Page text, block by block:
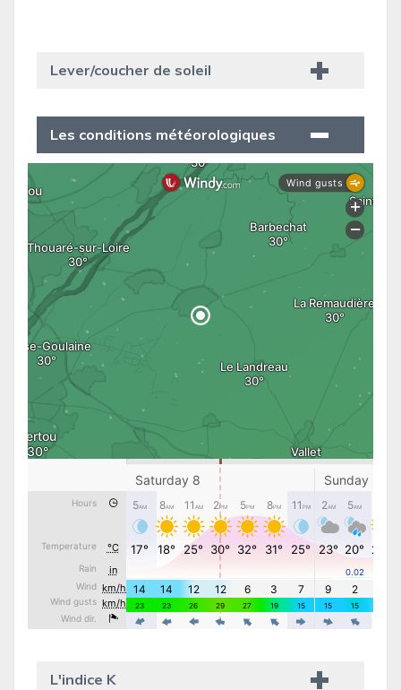
Lever/coucher de soleil
Les conditions météorologiques
L'indice K